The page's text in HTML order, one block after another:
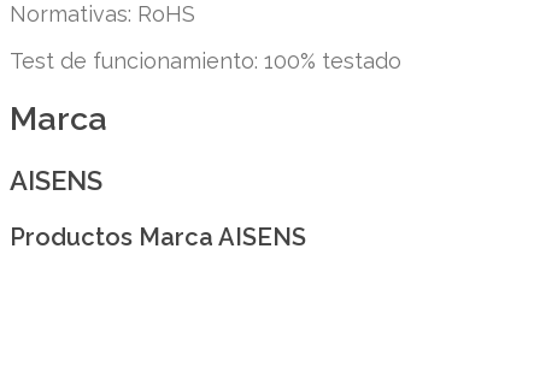
Normativas: RoHS
Test de funcionamiento: 100% testado
Marca
AISENS
Productos Marca AISENS